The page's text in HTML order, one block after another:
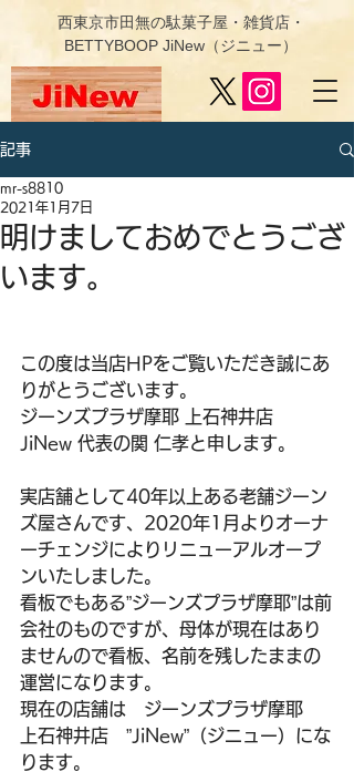
西東京市田無の駄菓子屋・雑貨店・
BETTYBOOP JiNew（ジニュー）
記事
明けましておめでとうござ
います。
mr-s8810
2021年1月7日
この度は当店HPをご覧いただき誠にあ
りがとうございます。
ジーンズプラザ摩耶 上石神井店
JiNew 代表の関 仁孝と申します。
実店舗として40年以上ある老舗ジーン
ズ屋さんです、2020年1月よりオーナ
ーチェンジによりリニューアルオープ
ンいたしました。
看板でもある”ジーンズプラザ摩耶”は前
会社のものですが、母体が現在はあり
ませんので看板、名前を残したままの
運営になります。
現在の店舗は　ジーンズプラザ摩耶
上石神井店　”JiNew”（ジニュー）にな
ります。